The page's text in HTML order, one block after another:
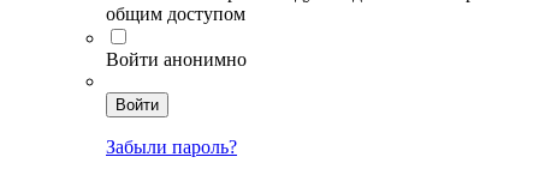
общим доступом
Войти анонимно
Войти
Забыли пароль?